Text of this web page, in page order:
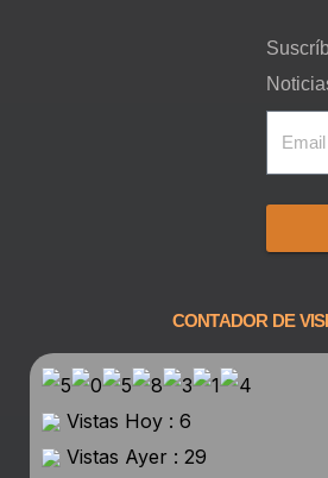
CONTADOR DE
Vistas Hoy : 6
Vistas Ayer : 29